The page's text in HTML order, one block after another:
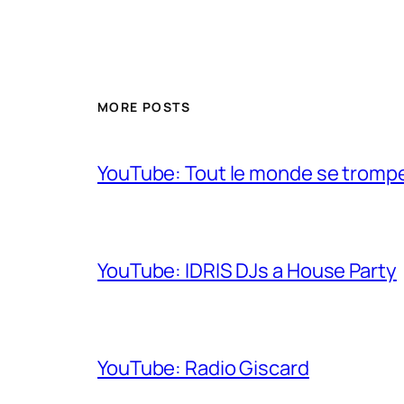
MORE POSTS
YouTube: Tout le monde se
YouTube: IDRIS DJs a House Party
YouTube: Radio Giscard